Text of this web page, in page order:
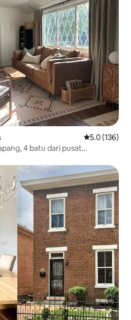
Penarafan
5.0 (136)
4 batu dari pusat